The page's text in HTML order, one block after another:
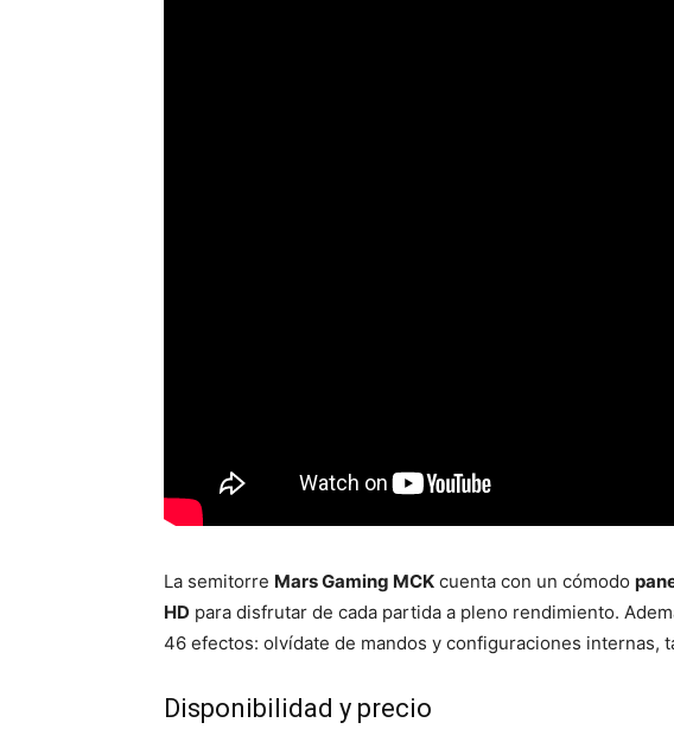
La semitorre Mars Gaming MCK cuenta con un cómodo
HD para disfrutar de cada partida a pleno rendimiento.
46 efectos: olvídate de mandos y configuraciones internas,
Disponibilidad y precio